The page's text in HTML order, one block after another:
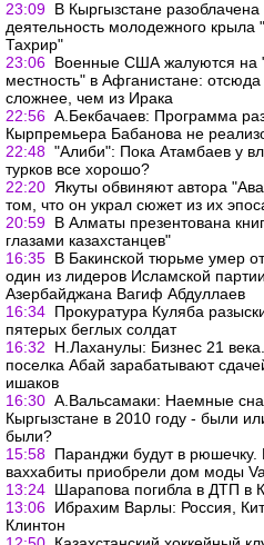
23:09 В Кыргызстане разоблачена
деятельность молодежного крыла
Тахрир"
23:06 Военные США жалуются на
местность" в Афганистане: отсюда
сложнее, чем из Ирака
22:56 А.Бекбачаев: Программа
Кырпремьера Бабанова не
22:48 "Алиби": Пока Атамбаев у
турков все хорошо?
22:20 Якуты обвиняют автора
том, что он украл сюжет из их
20:59 В Алматы презентована
глазами казахстанцев"
16:35 В Бакинской тюрьме умер
один из лидеров Исламской партии
Азербайджана Вагиф Абдуллаев
16:34 Прокуратура Куляба
пятерых беглых солдат
16:32
Н.Лаханулы: Бизнес 21
поселка Абай зарабатывают
ишаков
16:30 А.Вальсамаки: Наемные
Кыргызстане в 2010 году - были
были?
15:58 Паранджи будут в рюшечку.
ваххабиты приобрели дом моды
13:24 Шарапова погибла в ДТП в
13:06 Ибрахим Варлы: Россия,
Клинтон